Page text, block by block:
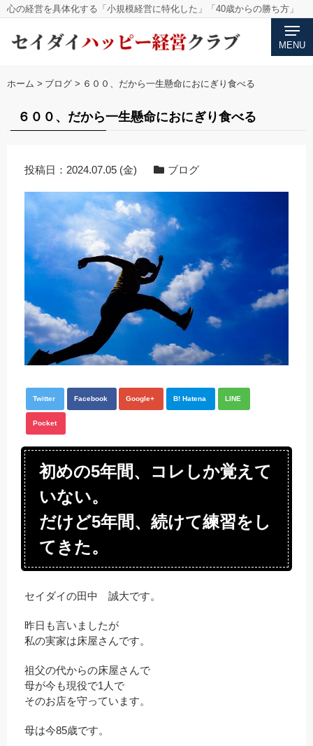
心の経営を具体化する「小規模経営に特化した」「40歳からの勝ち方」
MENU
ホーム > ブログ > ６００、だから一生懸命におにぎり食べる
６００、だから一生懸命におにぎり食べる
投稿日： 2024.07.05 (金) ブログ
Twitter Facebook Google+ B! Hatena LINE
Pocket
初めの5年間、コレしか覚えて
いない。
だけど5年間、続けて練習をし
てきた。
セイダイの田中 誠大です。
昨日も言いましたが
私の実家は床屋さんです。
祖父の代からの床屋さんで
母が今も現役で1人で
そのお店を守っています。
母は今85歳です。